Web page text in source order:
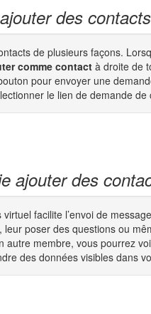
des
de plusieurs façons.
comme contactà droite de
pour envoyer une
le lien de demande
ajouter des
virtuel facilite l’envoi de
poser des questions ou
autre membre, vous pourrez
des données visibles dans